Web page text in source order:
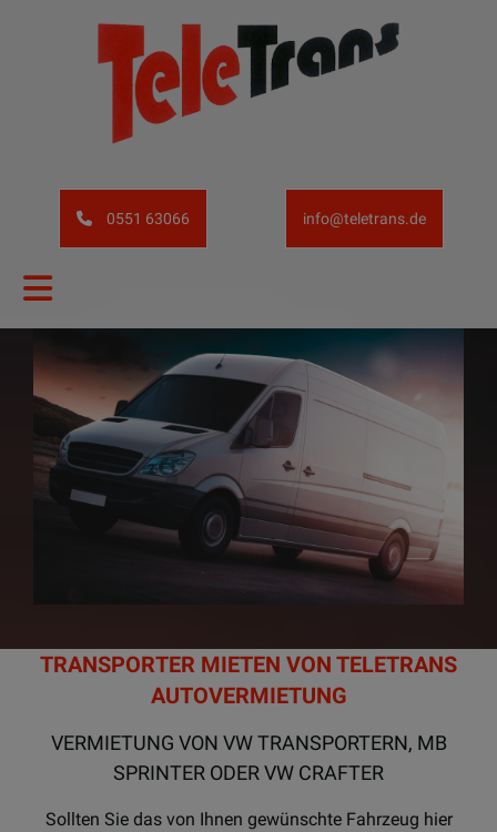
0551 63066 info@teletrans.de
TRANSPORTER MIETEN VON TELETRANS
AUTOVERMIETUNG
VERMIETUNG VON VW TRANSPORTERN, MB
SPRINTER ODER VW CRAFTER
Sollten Sie das von Ihnen gewünschte Fahrzeug hier